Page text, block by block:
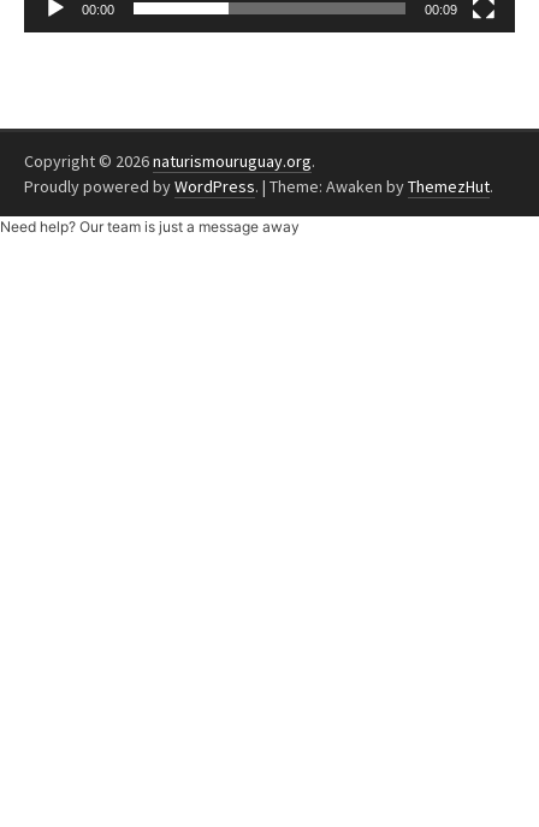
00:00 00:09
Copyright © 2026naturismouruguay.org.
Proudly powered byWordPress. | Theme: Awaken byThemezHut.
Need help? Our team is just a message away